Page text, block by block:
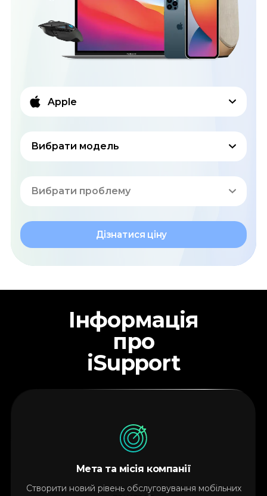
Apple
Вибрати модель
Вибрати проблему
Дізнатися ціну
Інформація
про
iSupport
Мета та місія компанії
Cтворити новий рівень обслуговування мобільних